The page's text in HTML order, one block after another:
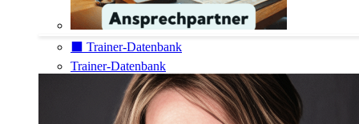
⬛️ Trainer-Datenbank
Trainer-Datenbank